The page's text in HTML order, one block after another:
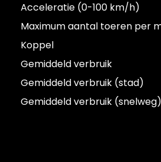
Acceleratie (0-100 km/h)
Maximum aantal toeren per
Koppel
Gemiddeld verbruik
Gemiddeld verbruik (stad)
Gemiddeld verbruik (snelweg)